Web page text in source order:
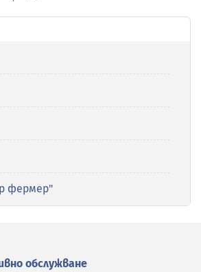
фермер"
обслужване